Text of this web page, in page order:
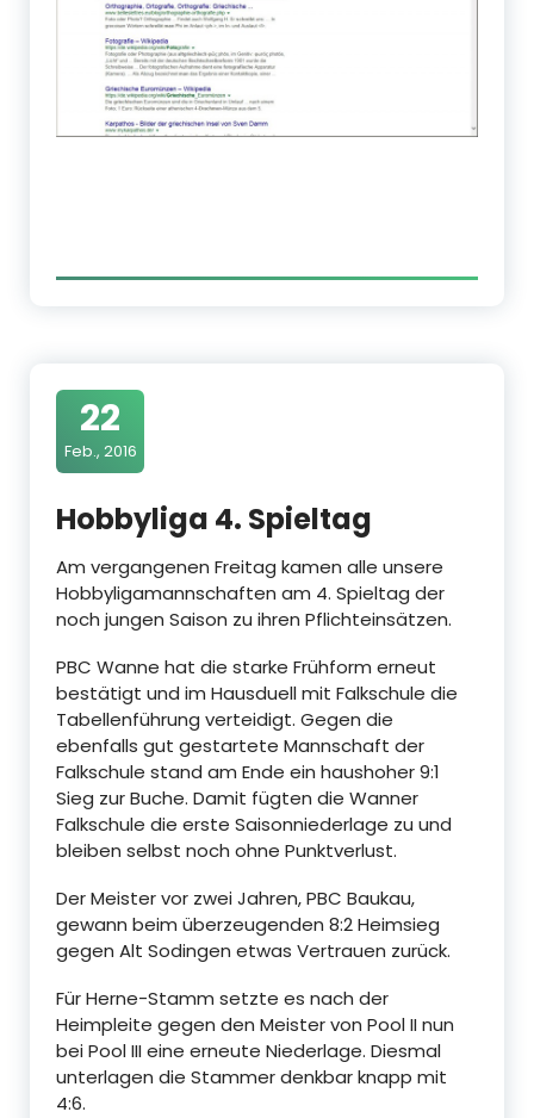
22
Feb., 2016
Hobbyliga 4. Spieltag
Am vergangenen Freitag kamen alle unsere
Hobbyligamannschaften am 4. Spieltag der
noch jungen Saison zu ihren Pflichteinsätzen.
PBC Wanne hat die starke Frühform erneut
bestätigt und im Hausduell mit Falkschule die
Tabellenführung verteidigt. Gegen die
ebenfalls gut gestartete Mannschaft der
Falkschule stand am Ende ein haushoher 9:1
Sieg zur Buche. Damit fügten die Wanner
Falkschule die erste Saisonniederlage zu und
bleiben selbst noch ohne Punktverlust.
Der Meister vor zwei Jahren, PBC Baukau,
gewann beim überzeugenden 8:2 Heimsieg
gegen Alt Sodingen etwas Vertrauen zurück.
Für Herne-Stamm setzte es nach der
Heimpleite gegen den Meister von Pool II nun
bei Pool III eine erneute Niederlage. Diesmal
unterlagen die Stammer denkbar knapp mit
4:6.